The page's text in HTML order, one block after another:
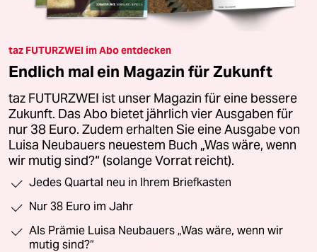
taz FUTURZWEI im Abo entdecken
Endlich mal ein Magazin für Zukunft
taz FUTURZWEI ist unser Magazin für eine bessere
Zukunft. Das Abo bietet jährlich vier Ausgaben für
nur 38 Euro. Zudem erhalten Sie eine Ausgabe von
Luisa Neubauers neuestem Buch „Was wäre, wenn
wir mutig sind?“ (solange Vorrat reicht).
Jedes Quartal neu in Ihrem Briefkasten
Nur 38 Euro im Jahr
Als Prämie Luisa Neubauers „Was wäre, wenn wir
mutig sind?“